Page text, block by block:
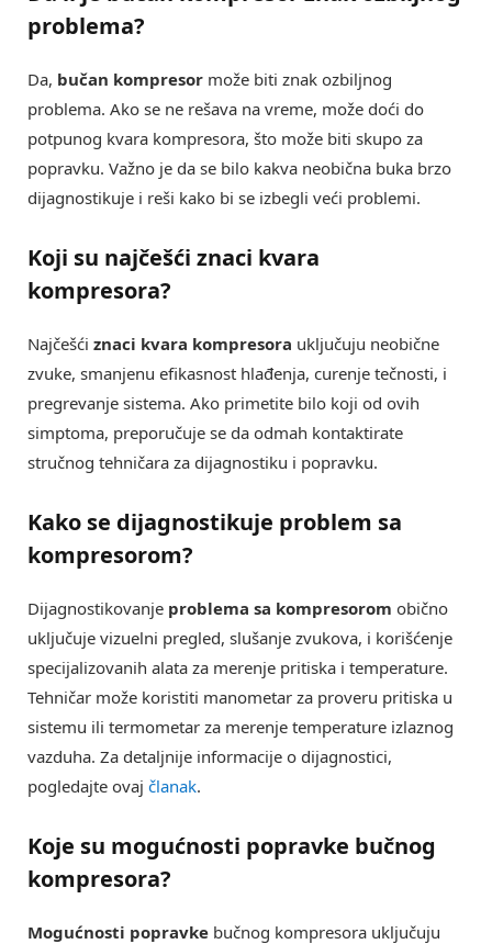
problema?
Da, bučan kompresor može biti znak ozbiljnog
problema. Ako se ne rešava na vreme, može doći do
potpunog kvara kompresora, što može biti skupo za
popravku. Važno je da se bilo kakva neobična buka brzo
dijagnostikuje i reši kako bi se izbegli veći problemi.
Koji su najčešći znaci kvara
kompresora?
Najčešći znaci kvara kompresora uključuju neobične
zvuke, smanjenu efikasnost hlađenja, curenje tečnosti, i
pregrevanje sistema. Ako primetite bilo koji od ovih
simptoma, preporučuje se da odmah kontaktirate
stručnog tehničara za dijagnostiku i popravku.
Kako se dijagnostikuje problem sa
kompresorom?
Dijagnostikovanje problema sa kompresorom obično
uključuje vizuelni pregled, slušanje zvukova, i korišćenje
specijalizovanih alata za merenje pritiska i temperature.
Tehničar može koristiti manometar za proveru pritiska u
sistemu ili termometar za merenje temperature izlaznog
vazduha. Za detaljnije informacije o dijagnostici,
pogledajte ovaj članak.
Koje su mogućnosti popravke bučnog
kompresora?
Mogućnosti popravke bučnog kompresora uključuju